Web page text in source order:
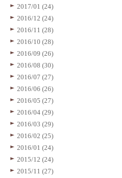
2017/01 (24)
2016/12 (24)
2016/11 (28)
2016/10 (28)
2016/09 (26)
2016/08 (30)
2016/07 (27)
2016/06 (26)
2016/05 (27)
2016/04 (29)
2016/03 (29)
2016/02 (25)
2016/01 (24)
2015/12 (24)
2015/11 (27)